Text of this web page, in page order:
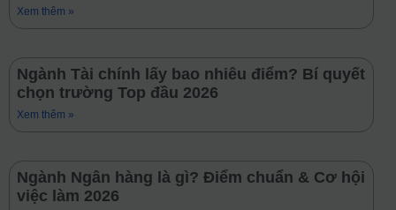
Xem thêm »
Ngành Tài chính lấy bao nhiêu điểm? Bí quyết
chọn trường Top đầu 2026
Xem thêm »
Ngành Ngân hàng là gì? Điểm chuẩn & Cơ hội
việc làm 2026